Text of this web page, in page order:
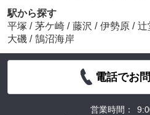
駅から探す
平塚 / 茅ケ崎 / 藤沢 / 伊勢原 / 辻
大磯 / 鵠沼海岸
電話でお
営業時間：